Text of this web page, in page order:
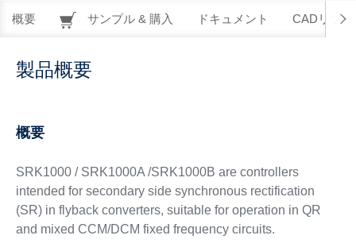
概要 サンプル & 購入 ドキュメント CADリソー
製品概要
概要
SRK1000 / SRK1000A /SRK1000B are controllers
intended for secondary side synchronous rectification
(SR) in flyback converters, suitable for operation in QR
and mixed CCM/DCM fixed frequency circuits.